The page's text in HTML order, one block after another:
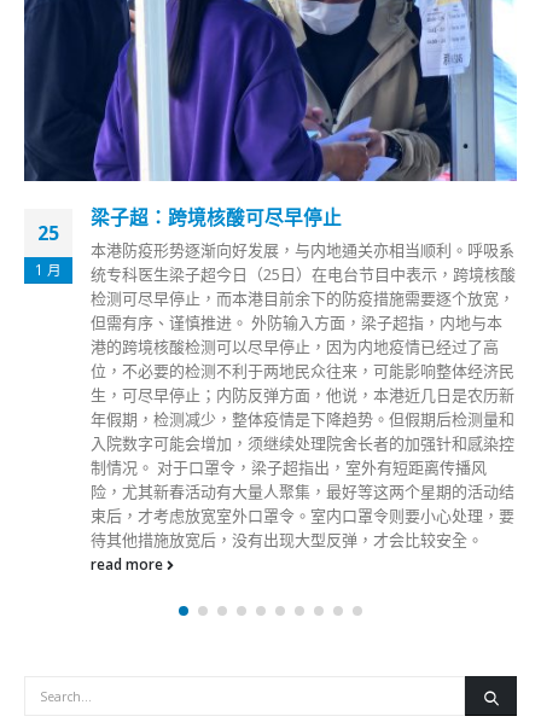
25
1 月
梁子超：跨境核酸可尽早停止
本港防疫形势逐渐向好发展，与内地通关亦相当顺利。呼吸系
统专科医生梁子超今日（25日）在电台节目中表示，跨境核酸
检测可尽早停止，而本港目前余下的防疫措施需要逐个放宽，
但需有序、谨慎推进。 外防输入方面，梁子超指，内地与本
港的跨境核酸检测可以尽早停止，因为内地疫情已经过了高
位，不必要的检测不利于两地民众往来，可能影响整体经济民
生，可尽早停止；内防反弹方面，他说，本港近几日是农历新
年假期，检测减少，整体疫情是下降趋势。但假期后检测量和
入院数字可能会增加，须继续处理院舍长者的加强针和感染控
制情况。 对于口罩令，梁子超指出，室外有短距离传播风
险，尤其新春活动有大量人聚集，最好等这两个星期的活动结
束后，才考虑放宽室外口罩令。室内口罩令则要小心处理，要
待其他措施放宽后，没有出现大型反弹，才会比较安全。
read more